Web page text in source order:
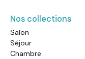
Nos collections
Salon
Séjour
Chambre